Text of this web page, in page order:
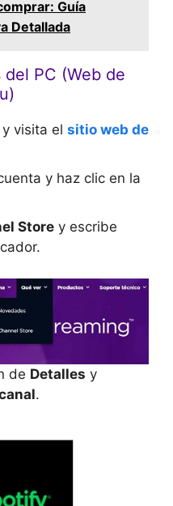
Guía
Detallada
PC (Web de
visita el sitio web de
y haz clic en la
Store y escribe
de Detalles y
.